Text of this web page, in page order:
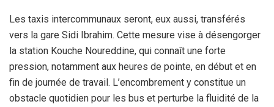
Les taxis intercommunaux seront, eux aussi, transférés
vers la gare Sidi Ibrahim. Cette mesure vise à désengorger
la station Kouche Noureddine, qui connaît une forte
pression, notamment aux heures de pointe, en début et en
fin de journée de travail. L’encombrement y constitue un
obstacle quotidien pour les bus et perturbe la fluidité de la